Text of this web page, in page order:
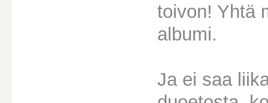
toivon! Yhtä
albumi.
Ja ei saa